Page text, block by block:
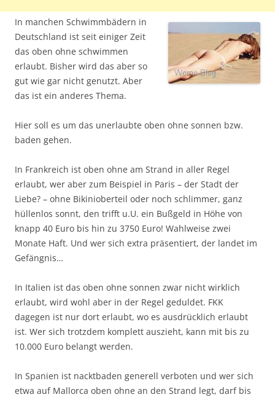
In manchen Schwimmbädern in
Deutschland ist seit einiger Zeit
das oben ohne schwimmen
erlaubt. Bisher wird das aber so
gut wie gar nicht genutzt. Aber
das ist ein anderes Thema.
Hier soll es um das unerlaubte oben ohne sonnen bzw.
baden gehen.
In Frankreich ist oben ohne am Strand in aller Regel
erlaubt, wer aber zum Beispiel in Paris – der Stadt der
Liebe? – ohne Bikinioberteil oder noch schlimmer, ganz
hüllenlos sonnt, den trifft u.U. ein Bußgeld in Höhe von
knapp 40 Euro bis hin zu 3750 Euro! Wahlweise zwei
Monate Haft. Und wer sich extra präsentiert, der landet im
Gefängnis…
In Italien ist das oben ohne sonnen zwar nicht wirklich
erlaubt, wird wohl aber in der Regel geduldet. FKK
dagegen ist nur dort erlaubt, wo es ausdrücklich erlaubt
ist. Wer sich trotzdem komplett auszieht, kann mit bis zu
10.000 Euro belangt werden.
In Spanien ist nacktbaden generell verboten und wer sich
etwa auf Mallorca oben ohne an den Strand legt, darf bis